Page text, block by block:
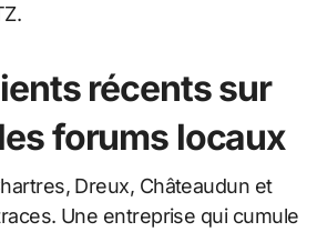
récents sur
forums locaux
Dreux, Châteaudun et
Une entreprise qui cumule